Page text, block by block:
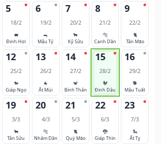
5
18/2
🐖
Đinh Hợi
6
19/2
🐀
Mậu Tý
7
20/2
🐂
Kỷ Sửu
8
21/2
🐅
Canh Dần
9
22/2
🐈
Tân Mão
12
25/2
🐎
Giáp Ngọ
13
26/2
🐐
Ất Mùi
14
27/2
🐒
Bính Thân
15
28/2
🐓
Đinh Dậu
16
29/2
🐕
Mậu Tuất
19
3/3
🐂
Tân Sửu
20
4/3
🐅
Nhâm Dần
21
5/3
🐈
Quý Mão
22
6/3
🐉
Giáp Thìn
23
7/3
🐍
Ất Tỵ